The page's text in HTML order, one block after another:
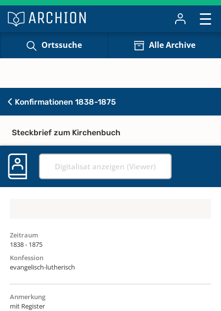
Ortssuche Alle Archive
Konfirmationen 1838-1875
Steckbrief zum Kirchenbuch
Digitalisat anzeigen (Viewer)
Zeitraum
1838 - 1875
Konfession
evangelisch-lutherisch
Anmerkung
mit Register